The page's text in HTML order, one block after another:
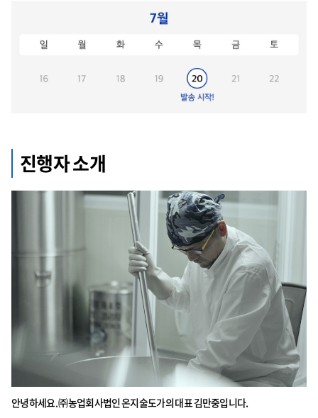
진행자 소개
안녕하세요. ㈜농업회사법인 온지술도가의 대표 김만중입니다.